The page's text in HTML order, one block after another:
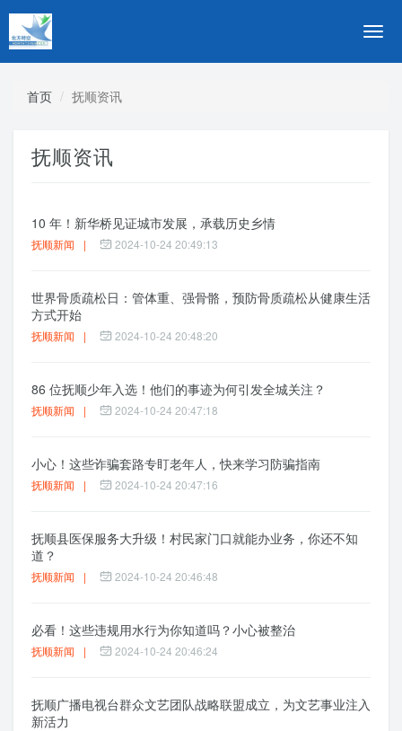
切
导
首页 抚顺资讯
抚顺资讯
10 年！新华桥见证城市发展，承载历史乡情
抚顺新闻 | 2024-10-24 20:49:13
世界骨质疏松日：管体重、强骨骼，预防骨质疏松从健康生活
方式开始
抚顺新闻 | 2024-10-24 20:48:20
86 位抚顺少年入选！他们的事迹为何引发全城关注？
抚顺新闻 | 2024-10-24 20:47:18
小心！这些诈骗套路专盯老年人，快来学习防骗指南
抚顺新闻 | 2024-10-24 20:47:16
抚顺县医保服务大升级！村民家门口就能办业务，你还不知
道？
抚顺新闻 | 2024-10-24 20:46:48
必看！这些违规用水行为你知道吗？小心被整治
抚顺新闻 | 2024-10-24 20:46:24
抚顺广播电视台群众文艺团队战略联盟成立，为文艺事业注入
新活力